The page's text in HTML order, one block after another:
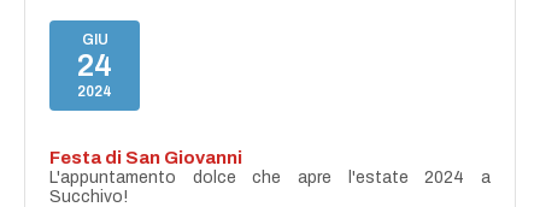
GIU
24
2024
Festa di San Giovanni
L'appuntamento dolce che apre l'estate 2024 a
Succhivo!